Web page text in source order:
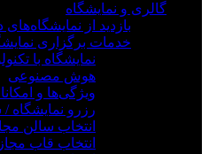
گالری و نمایشگاه
بازدید از
خدمات برگزاری
نمایشگاه با
هوش مصنوعی
ویژگی‌ها و
رزرو نمایشگاه
انتخاب سالن
انتخاب قاب